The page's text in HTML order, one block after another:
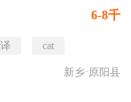
6-8千
cat
新乡·原阳县